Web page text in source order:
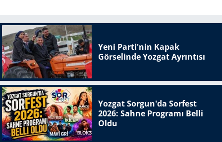
Yeni Parti'nin Kapak
Görselinde Yozgat Ayrıntısı
Yozgat Sorgun'da Sorfest
2026: Sahne Programı Belli
Oldu